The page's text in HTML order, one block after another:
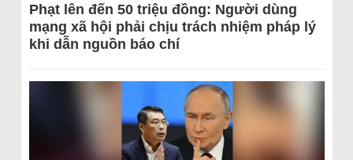
Phạt lên đến 50 triệu đồng: Người dùng
mạng xã hội phải chịu trách nhiệm pháp lý
khi dẫn nguồn báo chí